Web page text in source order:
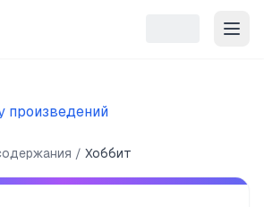
произведений
Хоббит